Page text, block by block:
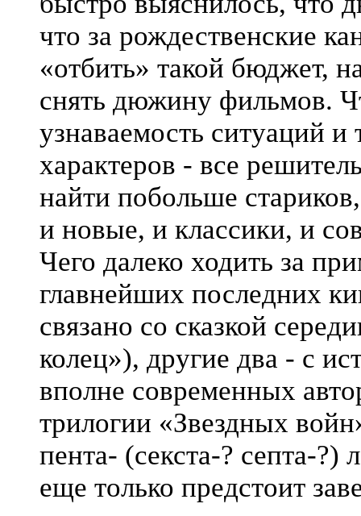
что за рождественские
«отбить» такой бюджет,
снять дюжину фильмов.
узнаваемость ситуаций
характеров - все
найти побольше
и новые, и классики, и
Чего далеко ходить за
главнейших последних
связано со сказкой
колец»), другие два - с
вполне современных
трилогии «Звездных
пента- (секста-? септа-
еще только предстоит